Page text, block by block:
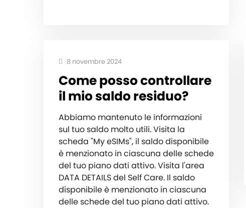
8 novembre 2024
Come posso controllare
il mio saldo residuo?
Abbiamo mantenuto le informazioni
sul tuo saldo molto utili. Visita la
scheda "My eSIMs", il saldo disponibile
è menzionato in ciascuna delle schede
del tuo piano dati attivo. Visita l'area
DATA DETAILS del Self Care. Il saldo
disponibile è menzionato in ciascuna
delle schede del tuo piano dati attivo.